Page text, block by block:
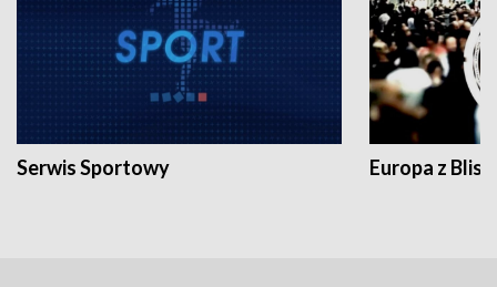
Serwis Sportowy Europa z